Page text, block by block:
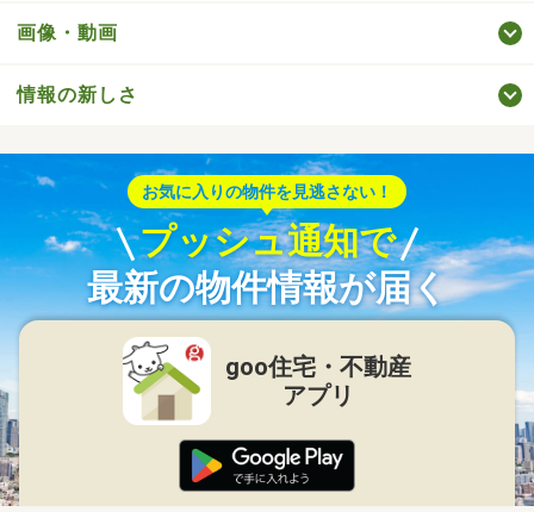
画像・動画
情報の新しさ
お気に入りの物件を見逃さない！
プッシュ通知で
最新の物件情報が届く
goo住宅・不動産
アプリ